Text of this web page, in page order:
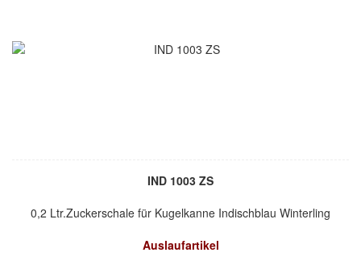
IND 1003 ZS
0,2 Ltr.Zuckerschale für Kugelkanne Indischblau Winterling
Auslaufartikel